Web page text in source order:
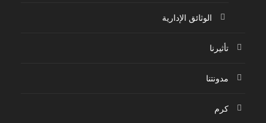
الوثائق الإدارية
تأثيرنا
مدونتنا
كرم